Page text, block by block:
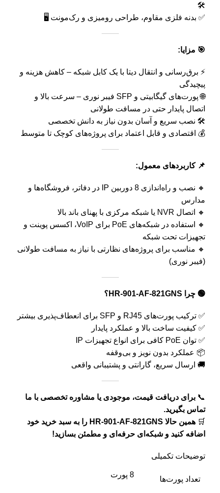
🛠️
✅ بدنه فلزی مقاوم، طراحی رومیزی و رک‌مونت 🖥️
🎯 مزایا:
⚡ برق‌رسانی و انتقال دیتا با یک کابل شبکه – کاهش هزینه و
پیچیدگی
🌐 پورت‌های گیگابیتی و SFP فیبر نوری – سرعت بالا و
اتصال پایدار حتی در مسافت طولانی
🛠️ نصب سریع و آسان بدون نیاز به دانش تخصصی
💰 اقتصادی و قابل اعتماد برای پروژه‌های کوچک تا متوسط
📌 کاربردهای معمول:
🔸 نصب و راه‌اندازی 8 دوربین IP در دفاتر، فروشگاه‌ها و
مدارس
🔸 اتصال NVR یا شبکه مرکزی با پهنای باند بالا
🔸 استفاده در شبکه‌های PoE برای VoIP، اکسس پوینت و
تجهیزات تحت شبکه
🔸 مناسب برای پروژه‌های نظارتی با نیاز به مسافت طولانی
(فیبر نوری)
🟢 چرا HR-901-AF-821GNS؟
✅ ترکیب پورت‌های RJ45 و SFP برای انعطاف‌پذیری بیشتر
✅ کیفیت ساخت بالا و عملکرد پایدار
✅ توان PoE کافی برای انواع تجهیزات IP
📦 عملکرد بدون نویز و بی‌وقفه
🚚 ارسال سریع، گارانتی و پشتیبانی واقعی
📞 برای دریافت قیمت، موجودی یا مشاوره تخصصی با ما
تماس بگیرید.
🛒
همین حالا HR-901-AF-821GNS را به سبد خرید خود
اضافه کنید و شبکه‌ای حرفه‌ای و مطمئن بسازید!
توضیحات تکمیلی
تعداد پورت‌ها
8 پورت